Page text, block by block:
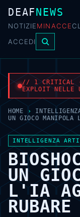
DEAFNEWS
NOTIZIEMINACCE
ACCEDI
// 1 CRITICAL
EXPLOIT NELLE
HOME ›
UN GIOCO MANIPOLA
INTELLIGENZA
UN
L'IA